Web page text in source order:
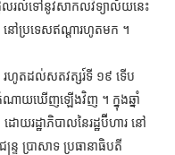
ដួលរលំទៅនូវសាកលវិទ្យាល័យនេះ
នៅប្រទេសឥណ្ដារហូតមក ។
រហូតដល់សតវត្សរ៍ទី ១៩ ទើប
កំណាយឃើញឡើងវិញ ។ ក្នុងឆ្នាំ
ោយរដ្ឋាភិបាលនៃរដ្ឋប៊ីហារ នៅ
ទ្រ ប្រាសាទ ប្រធានាធិបតី